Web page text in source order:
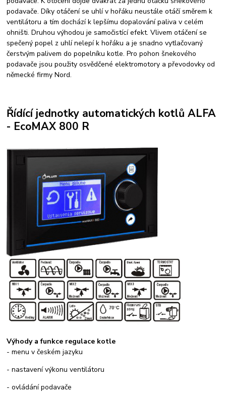
podavače. Díky otáčení se uhlí v hořáku neustále otáčí směrem k
ventilátoru a tím dochází k lepšímu dopalování paliva v celém
ohništi. Druhou výhodou je samočistící efekt. Vlivem otáčení se
spečený popel z uhlí nelepí k hořáku a je snadno vytlačovaný
čerstvým palivem do popelníku kotle. Pro pohon šnekového
podavače jsou použity osvědčené elektromotory a převodovky od
německé firmy Nord.
Řídící jednotky automatických kotlů ALFA
- EcoMAX 800 R
Výhody a funkce regulace kotle
- menu v českém jazyku
- nastavení výkonu ventilátoru
- ovládání podavače